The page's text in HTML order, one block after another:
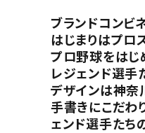
ブランドコンビ
はじまりはプロ
プロ野球をはじ
レジェンド選手
デザインは神奈
手書きにこだわ
ェンド選手たち